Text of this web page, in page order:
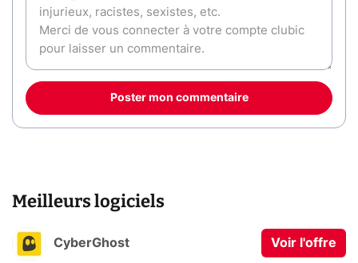
Poster mon commentaire
Meilleurs logiciels
CyberGhost Voir l'offre